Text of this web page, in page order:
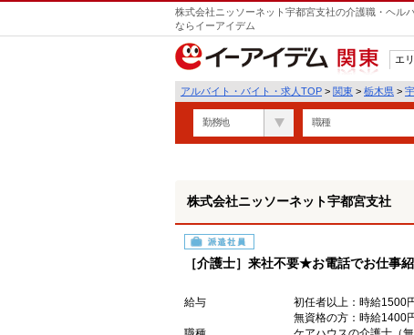
株式会社ニッソーネット宇都宮支社の介護職・ヘル
ならイーアイデム
関東
エ
アルバイト・バイト・求人TOP > 関東 > 栃木県 >
勤務地 職種
株式会社ニッソーネット宇都宮支社
派遣社員
［介護士］来社不要★お電話でお仕事
給与
初任者以上：時給1500
無資格の方：時給1400